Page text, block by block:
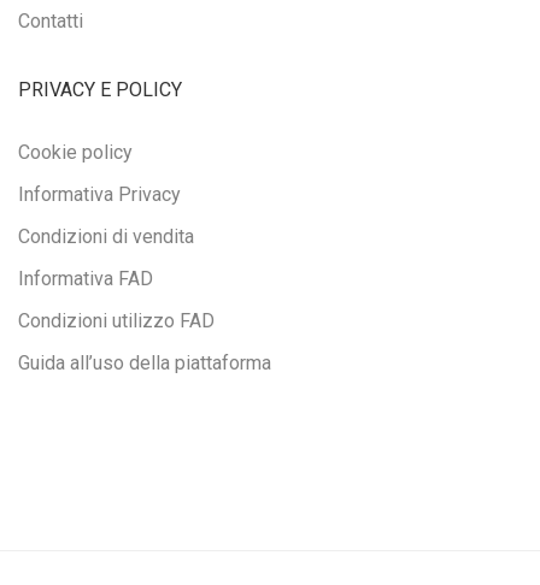
Contatti
PRIVACY E POLICY
Cookie policy
Informativa Privacy
Condizioni di vendita
Informativa FAD
Condizioni utilizzo FAD
Guida all’uso della piattaforma